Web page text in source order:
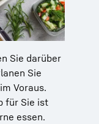
Sie darüber
Sie
Voraus.
für Sie ist
essen.